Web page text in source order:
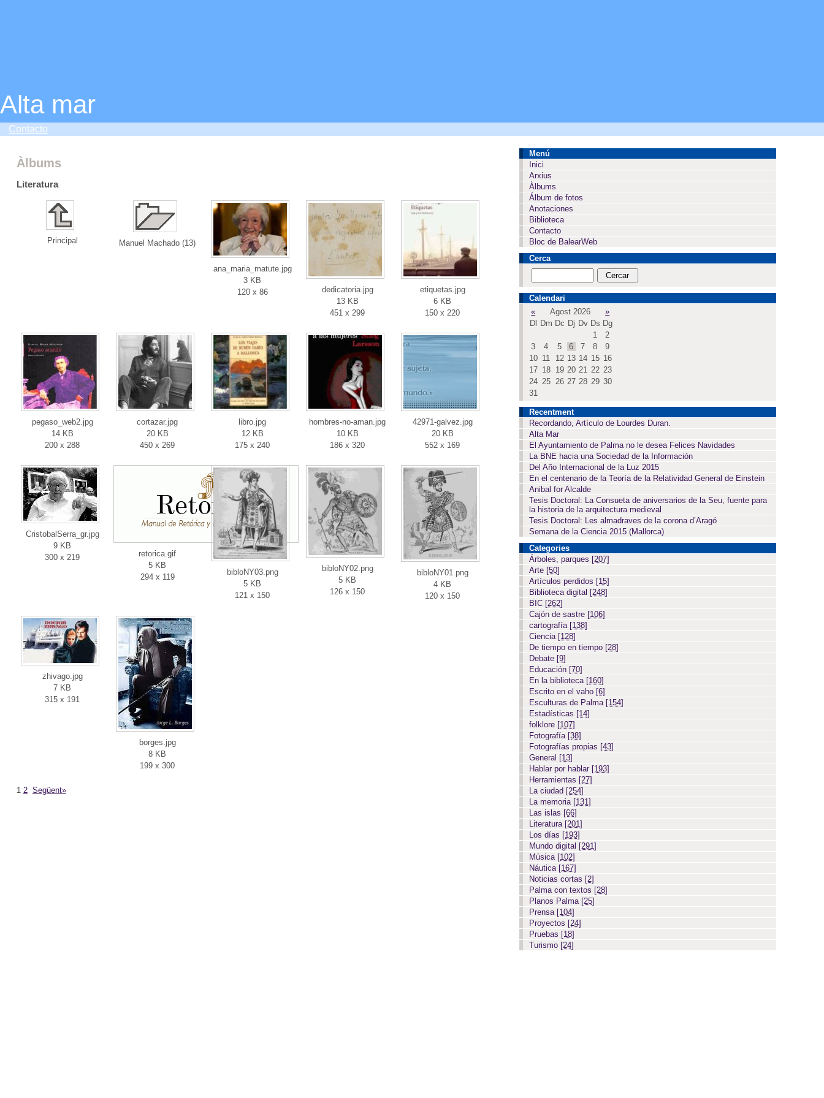
Alta mar
Contacto
Àlbums
Literatura
Principal Manuel Machado (13)
ana_maria_matute.jpg
3 KB
120 x 86
dedicatoria.jpg
13 KB
451 x 299
etiquetas.jpg
6 KB
150 x 220
pegaso_web2.jpg
14 KB
200 x 288
cortazar.jpg
20 KB
450 x 269
libro.jpg
12 KB
175 x 240
hombres-no-aman.jpg
10 KB
186 x 320
42971-galvez.jpg
20 KB
552 x 169
CristobalSerra_gr.jpg
9 KB
300 x 219
retorica.gif
5 KB
294 x 119
bibloNY03.png
5 KB
121 x 150
bibloNY02.png
5 KB
126 x 150
bibloNY01.png
4 KB
120 x 150
zhivago.jpg
7 KB
315 x 191
borges.jpg
8 KB
199 x 300
1 2 Següent»
Menú
Inici
Arxius
Àlbums
Álbum de fotos
Anotaciones
Biblioteca
Contacto
Bloc de BalearWeb
Cerca
Calendari
«
Agost 2026
»
Dl
Dm Dc Dj Dv Ds Dg
1
2
3
4 5 6 7 8
9
10 11 12 13 14 15 16
17 18 19 20 21 22 23
24 25 26 27 28 29 30
31
Recentment
Recordando, Artículo de Lourdes Duran.
Alta Mar
El Ayuntamiento de Palma no le desea Felices Navidades
La BNE hacia una Sociedad de la Información
Del Año Internacional de la Luz 2015
En el centenario de la Teoría de la Relatividad General de Einstein
Anibal for Alcalde
Tesis Doctoral: La Consueta de aniversarios de la Seu, fuente para
la historia de la arquitectura medieval
Tesis Doctoral: Les almadraves de la corona d’Aragó
Semana de la Ciencia 2015 (Mallorca)
Categories
Árboles, parques [207]
Arte [50]
Artículos perdidos [15]
Biblioteca digital [248]
BIC [262]
Cajón de sastre [106]
cartografía [138]
Ciencia [128]
De tiempo en tiempo [28]
Debate [9]
Educación [70]
En la biblioteca [160]
Escrito en el vaho [6]
Esculturas de Palma [154]
Estadísticas [14]
folklore [107]
Fotografía [38]
Fotografías propias [43]
General [13]
Hablar por hablar [193]
Herramientas [27]
La ciudad [254]
La memoria [131]
Las islas [66]
Literatura [201]
Los días [193]
Mundo digital [291]
Música [102]
Náutica [167]
Noticias cortas [2]
Palma con textos [28]
Planos Palma [25]
Prensa [104]
Proyectos [24]
Pruebas [18]
Turismo [24]